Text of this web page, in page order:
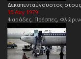
Δεκαπενταύγουστος
15 Αυγ 1979
Ψαράδες, Πρέσπες,